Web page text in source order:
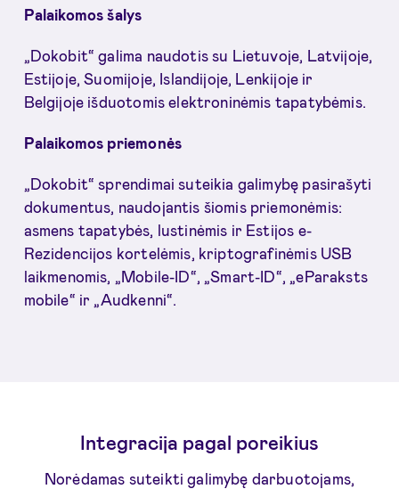
Palaikomos šalys
„Dokobit“ galima naudotis su Lietuvoje, Latvijoje,
Estijoje, Suomijoje, Islandijoje, Lenkijoje ir
Belgijoje išduotomis elektroninėmis tapatybėmis.
Palaikomos priemonės
„Dokobit“ sprendimai suteikia galimybę pasirašyti
dokumentus, naudojantis šiomis priemonėmis:
asmens tapatybės, lustinėmis ir Estijos e-
Rezidencijos kortelėmis, kriptografinėmis USB
laikmenomis, „Mobile-ID“, „Smart-ID“, „eParaksts
mobile“ ir „Audkenni“.
Integracija pagal poreikius
Norėdamas suteikti galimybę darbuotojams,